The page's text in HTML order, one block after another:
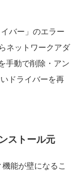
バー」のエラー
ネットワークアダ
手動で削除・アン
ドライバーを再
ストール元
能が壁になるこ